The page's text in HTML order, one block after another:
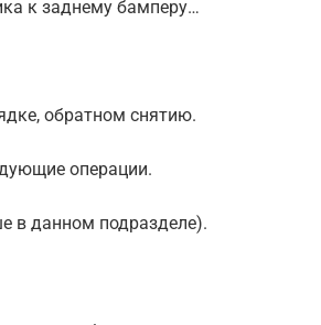
к заднему бамперу…
обратном снятию.
операции.
в данном подразделе).